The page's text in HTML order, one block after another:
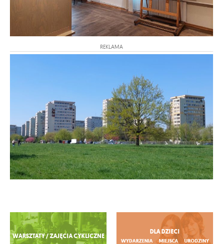
REKLAMA
Zobacz więcej
WARSZTATY / ZAJĘCIA CYKLICZNE
DLA DZIECI
WYDARZENIA MIEJSCA URODZINY